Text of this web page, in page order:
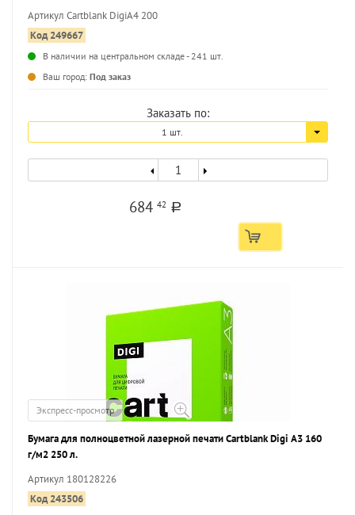
Артикул Cartblank DigiA4 200
Код 249667
В наличии на центральном складе - 241 шт.
Ваш город: Под заказ
Заказать по:
1 шт.
68442 a
Экспресс-просмотр
Бумага для полноцветной лазерной печати Cartblank Digi А3 160
г/м2 250 л.
Артикул 180128226
Код 243506